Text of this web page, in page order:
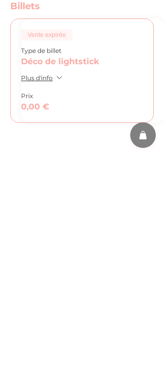
Billets
Vente expirée
Type de billet
Déco de lightstick
Plus d'info
Prix
0,00 €